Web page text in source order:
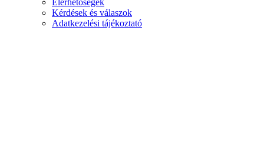
Elérhetőségek
Kérdések és válaszok
Adatkezelési tájékoztató